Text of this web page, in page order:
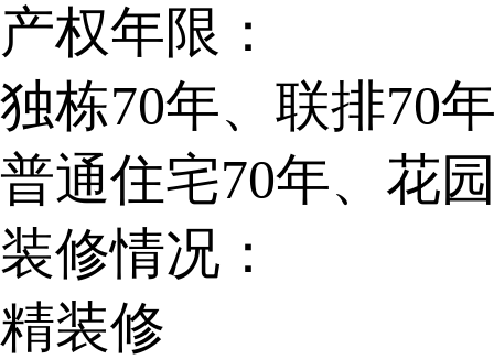
产权年限：
独栋70年、联排70
普通住宅70年、花
装修情况：
精装修